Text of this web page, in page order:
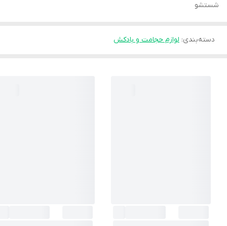
شستشو
دسته‌بندی: لوازم حجامت و بادکش